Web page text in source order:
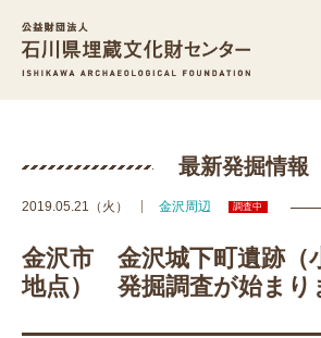
最新発掘情報
2019.05.21（火） 金沢周辺 調査中
金沢市 金沢城下町遺跡（
地点） 発掘調査が始まり